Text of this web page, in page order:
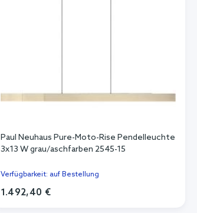
Paul Neuhaus Pure-Moto-Rise Pendelleuchte
3x13 W grau/aschfarben 2545-15
Verfügbarkeit: auf Bestellung
1.492,40 €